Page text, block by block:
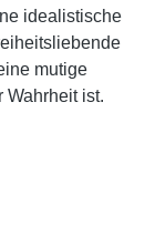
idealistische
mutige
Wahrheit ist.